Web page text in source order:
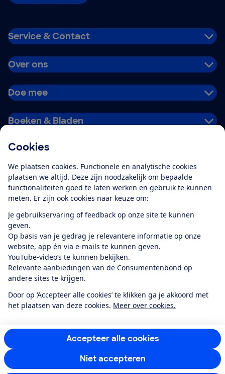
Cookies
We plaatsen cookies. Functionele en analytische cookies
plaatsen we altijd. Deze zijn noodzakelijk om bepaalde
functionaliteiten goed te laten werken en gebruik te kunnen
meten. Er zijn ook cookies naar keuze om:
Je gebruikservaring of feedback op onze site te kunnen
geven.
Op basis van je gedrag je relevantere informatie op onze
website, app én via e-mails te kunnen geven.
YouTube-video’s te kunnen bekijken.
Relevante aanbiedingen van de Consumentenbond op
andere sites te krijgen.
Door op ‘Accepteer alle cookies’ te klikken ga je akkoord met
het plaatsen van deze cookies. Meer over cookies.
Accepteer alle cookies
Niet accepteren
Service & Contact
Over ons
Doe mee
Boeken & Bladen
Alles over de
app
Algemene Voorwaarden
Privacyverklaring
Cookiebeleid
Privacyvoorkeuren
Toegankelijkheid
RSS-feed nieuws
Facebook
TwitterInstagram
YoutubeLinkedIn
12.901consumentenbeoordelen de Consumentenbondmet gemiddeld